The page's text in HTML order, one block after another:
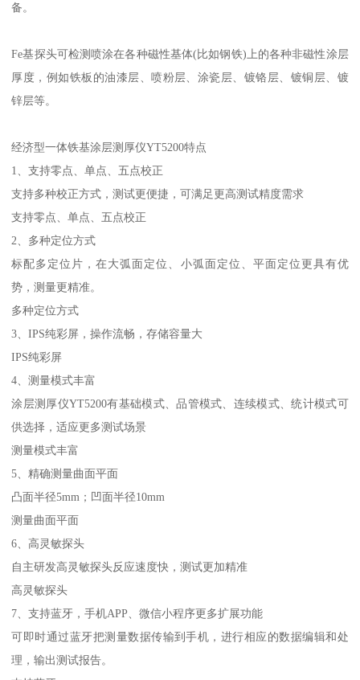
备。
Fe基探头可检测喷涂在各种磁性基体(比如钢铁)上的各种非磁性涂层
厚度，例如铁板的油漆层、喷粉层、涂瓷层、镀铬层、镀铜层、镀
锌层等。
经济型一体铁基涂层测厚仪YT5200特点
1、支持零点、单点、五点校正
支持多种校正方式，测试更便捷，可满足更高测试精度需求
支持零点、单点、五点校正
2、多种定位方式
标配多定位片，在大弧面定位、小弧面定位、平面定位更具有优
势，测量更精准。
多种定位方式
3、IPS纯彩屏，操作流畅，存储容量大
IPS纯彩屏
4、测量模式丰富
涂层测厚仪YT5200有基础模式、品管模式、连续模式、统计模式可
供选择，适应更多测试场景
测量模式丰富
5、精确测量曲面平面
凸面半径5mm；凹面半径10mm
测量曲面平面
6、高灵敏探头
自主研发高灵敏探头反应速度快，测试更加精准
高灵敏探头
7、支持蓝牙，手机APP、微信小程序更多扩展功能
可即时通过蓝牙把测量数据传输到手机，进行相应的数据编辑和处
理，输出测试报告。